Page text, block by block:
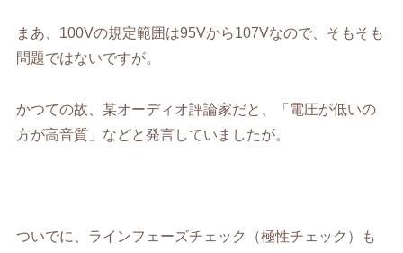
まあ、100Vの規定範囲は95Vから107Vなので、そもそも
問題ではないですが。
かつての故、某オーディオ評論家だと、「電圧が低いの
方が高音質」などと発言していましたが。
ついでに、ラインフェーズチェック（極性チェック）も